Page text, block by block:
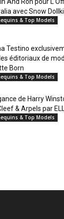
avec Snow
& Top Models
Testino
éditoriaux de
Born
& Top Models
de Harry
& Arpels par
& Top Models